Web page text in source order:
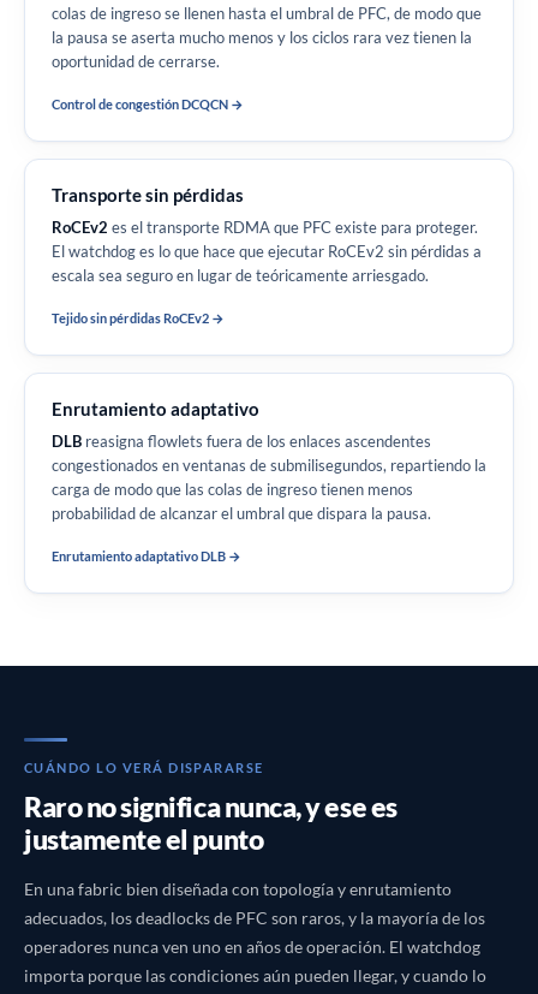
colas de ingreso se llenen hasta el umbral de PFC, de modo que
la pausa se aserta mucho menos y los ciclos rara vez tienen la
oportunidad de cerrarse.
Control de congestión DCQCN
Transporte sin pérdidas
RoCEv2 es el transporte RDMA que PFC existe para proteger.
El watchdog es lo que hace que ejecutar RoCEv2 sin pérdidas a
escala sea seguro en lugar de teóricamente arriesgado.
Tejido sin pérdidas RoCEv2
Enrutamiento adaptativo
DLB reasigna flowlets fuera de los enlaces ascendentes
congestionados en ventanas de submilisegundos, repartiendo la
carga de modo que las colas de ingreso tienen menos
probabilidad de alcanzar el umbral que dispara la pausa.
Enrutamiento adaptativo DLB
CUÁNDO LO VERÁ DISPARARSE
Raro no significa nunca, y ese es
justamente el punto
En una fabric bien diseñada con topología y enrutamiento
adecuados, los deadlocks de PFC son raros, y la mayoría de los
operadores nunca ven uno en años de operación. El watchdog
importa porque las condiciones aún pueden llegar, y cuando lo